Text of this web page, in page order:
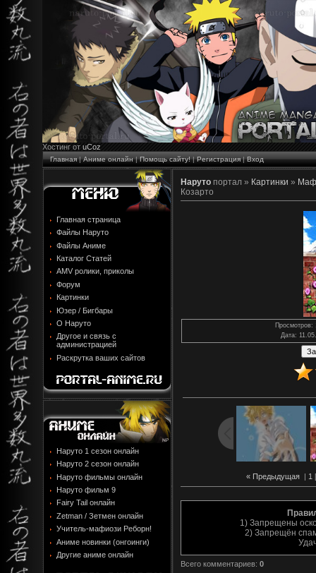
Хостинг от uCoz
Главная|Аниме онлайн|Помощь сайту!|Регистрация|Вход
Главная страница
Файлы Наруто
Файлы Аниме
Каталог Статей
AMV ролики, приколы
Форум
Картинки
Юзер / Бигбары
О Наруто
Другое и связь с
администрацией
Раскрутка ваших сайтов
Наруто 1 сезон онлайн
Наруто 2 сезон онлайн
Наруто фильмы онлайн
Наруто фильм 9
Fairy Tail онлайн
Zetman / Зетмен онлайн
Учитель-мафиози Реборн!
Аниме новинки (онгоинги)
Другие аниме онлайн
Наруто портал » Картинки »
Козарто
Просмотров:
Дата:
« Предыдущая| 1 [
1) Запрещены
2) Запрещён
Всего комментариев: 0